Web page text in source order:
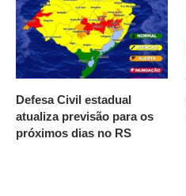
Defesa Civil estadual
atualiza previsão para os
próximos dias no RS